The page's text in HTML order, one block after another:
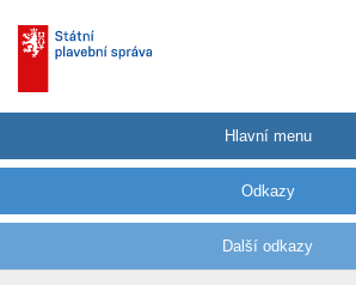
Hlavní menu
Odkazy
Další odkazy